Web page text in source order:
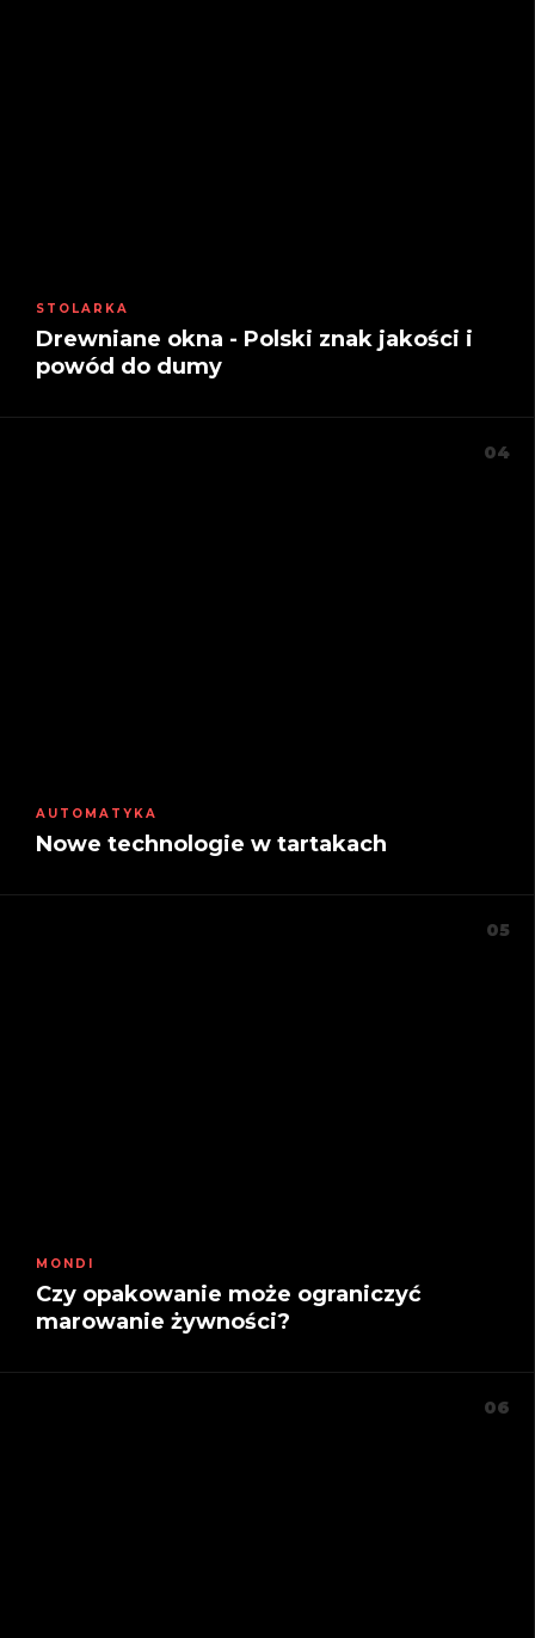
STOLARKA
Drewniane okna - Polski znak jakości i
powód do dumy
04
AUTOMATYKA
Nowe technologie w tartakach
05
MONDI
Czy opakowanie może ograniczyć
marowanie żywności?
06